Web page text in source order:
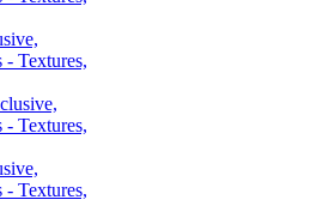
- Textures,
- Textures,